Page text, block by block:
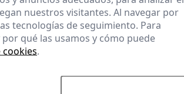
Se estudian unidades
respeto a la intimidad y mantenimiento de la
la evolución funcional. Además, se estudian
nuestros visitantes. Al navegar por
tecnologías de seguimiento. Para
qué las usamos y cómo puede
.